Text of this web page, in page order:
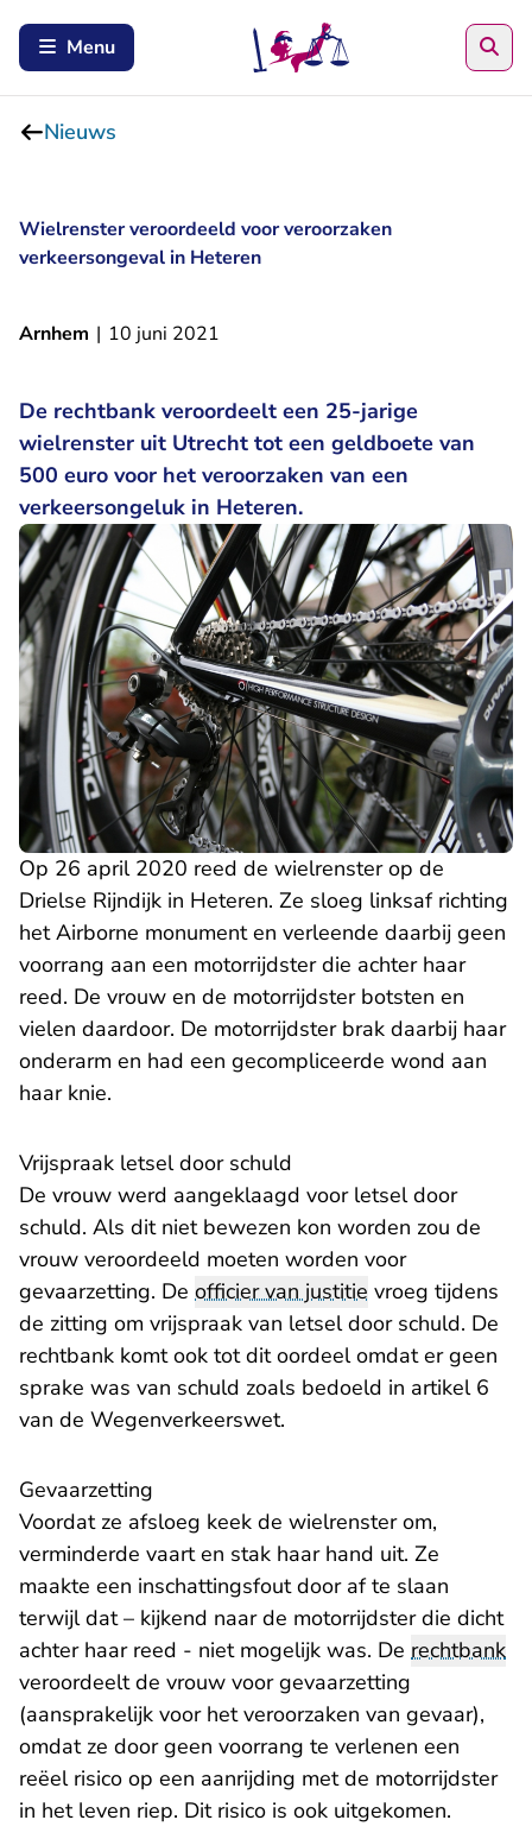
Menu
Nieuws
Wielrenster veroordeeld voor veroorzaken
verkeersongeval in Heteren
Arnhem | 10 juni 2021
De rechtbank veroordeelt een 25-jarige
wielrenster uit Utrecht tot een geldboete van
500 euro voor het veroorzaken van een
verkeersongeluk in Heteren.
Op 26 april 2020 reed de wielrenster op de
Drielse Rijndijk in Heteren. Ze sloeg linksaf richting
het Airborne monument en verleende daarbij geen
voorrang aan een motorrijdster die achter haar
reed. De vrouw en de motorrijdster botsten en
vielen daardoor. De motorrijdster brak daarbij haar
onderarm en had een gecompliceerde wond aan
haar knie.
Vrijspraak letsel door schuld
De vrouw werd aangeklaagd voor letsel door
schuld. Als dit niet bewezen kon worden zou de
vrouw veroordeeld moeten worden voor
gevaarzetting. De officier van justitie vroeg tijdens
de zitting om vrijspraak van letsel door schuld. De
rechtbank komt ook tot dit oordeel omdat er geen
sprake was van schuld zoals bedoeld in artikel 6
van de Wegenverkeerswet.
Gevaarzetting
Voordat ze afsloeg keek de wielrenster om,
verminderde vaart en stak haar hand uit. Ze
maakte een inschattingsfout door af te slaan
terwijl dat – kijkend naar de motorrijdster die dicht
achter haar reed - niet mogelijk was. De rechtbank
veroordeelt de vrouw voor gevaarzetting
(aansprakelijk voor het veroorzaken van gevaar),
omdat ze door geen voorrang te verlenen een
reëel risico op een aanrijding met de motorrijdster
in het leven riep. Dit risico is ook uitgekomen.